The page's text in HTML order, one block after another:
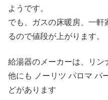
ようです。
でも、ガスの床暖房、一
るので値段が上がります。
給湯器のメーカーは、リン
他にも ノーリツ パロマ パ
どがあります